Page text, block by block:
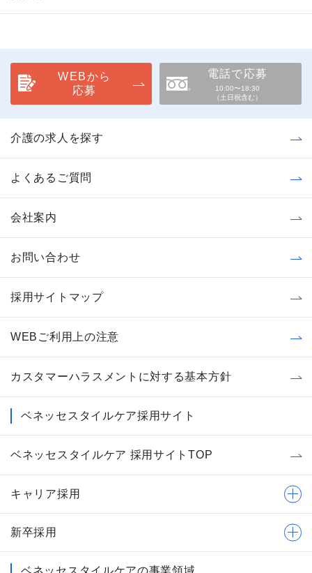
WEBから
応募
電話で応募
10:00〜18:30
（土日祝含む）
介護の求人を探す
よくあるご質問
会社案内
お問い合わせ
採用サイトマップ
WEBご利用上の注意
カスタマーハラスメントに対する基本方針
ベネッセスタイルケア採用サイト
ベネッセスタイルケア 採用サイトTOP
キャリア採用
新卒採用
ベネッセスタイルケアの事業領域